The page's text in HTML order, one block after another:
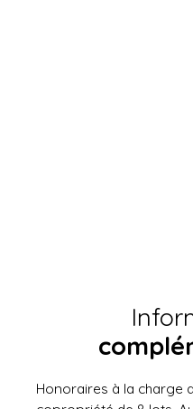
Honoraires à la charge